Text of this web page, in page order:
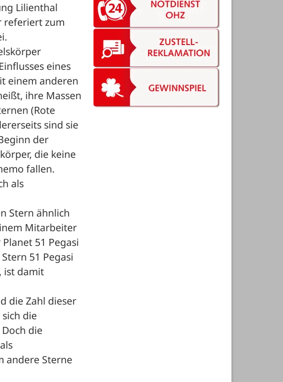
Lilienthal
referiert zum
eines
einem anderen
ihre Massen
(Rote
sind sie
der
die keine
fallen.
als
Stern ähnlich
Mitarbeiter
51 Pegasi
51 Pegasi
ist damit
die Zahl dieser
die
die
andere Sterne